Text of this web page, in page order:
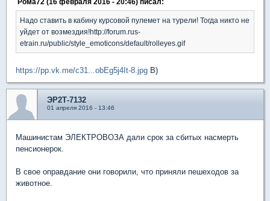
Надо ставить в кабину курсовой пулемет на турели! Тогда никто не
уйдет от возмездия!http://forum.rus-
etrain.ru/public/style_emoticons/default/rolleyes.gif
https://pp.vk.me/c31...obEg5j4It-8.jpg B)
ЭР2Т-7132
01 апреля 2016 - 13:46
Машинистам ЭЛЕКТРОВОЗА дали срок за сбитых насмерть
пенсионерок.
В свое оправдание они говорили, что приняли пешеходов за
животное.